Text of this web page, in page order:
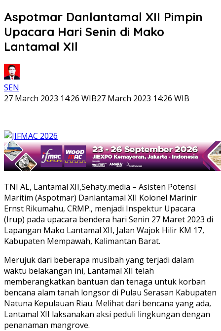
Aspotmar Danlantamal XII Pimpin
Upacara Hari Senin di Mako
Lantamal XIl
SEN
27 March 2023 14:26 WIB27 March 2023 14:26 WIB
TNI AL, Lantamal XII,Sehaty.media – Asisten Potensi
Maritim (Aspotmar) Danlantamal XII Kolonel Marinir
Ernst Rikumahu, CRMP., menjadi Inspektur Upacara
(Irup) pada upacara bendera hari Senin 27 Maret 2023 di
Lapangan Mako Lantamal XII, Jalan Wajok Hilir KM 17,
Kabupaten Mempawah, Kalimantan Barat.
Merujuk dari beberapa musibah yang terjadi dalam
waktu belakangan ini, Lantamal XII telah
memberangkatkan bantuan dan tenaga untuk korban
bencana alam tanah longsor di Pulau Serasan Kabupaten
Natuna Kepulauan Riau. Melihat dari bencana yang ada,
Lantamal XII laksanakan aksi peduli lingkungan dengan
penanaman mangrove.